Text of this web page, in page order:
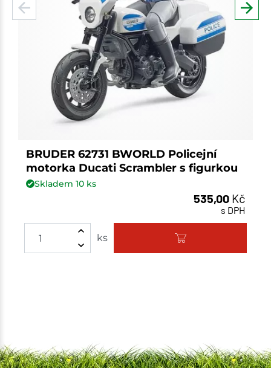
BRUDER 62731 BWORLD Policejní
motorka Ducati Scrambler s figurkou
Skladem 10ks
535,00 Kč
s DPH
ks Množství